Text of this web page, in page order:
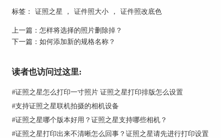
标签： 证照之星 ， 证件照大小 ， 证件照改底色
上一篇： 怎样将选择的照片删除掉？
下一篇： 如何添加新的规格名称？
读者也访问过这里:
#证照之星怎么打印一寸照片 证照之星打印排版怎么设置
#支持证照之星联机拍摄的相机设备
#证照之星哪个版本好用？证照之星支持哪些相机？
#证照之星打印出来不清晰怎么回事？证照之星请先进行打印设置